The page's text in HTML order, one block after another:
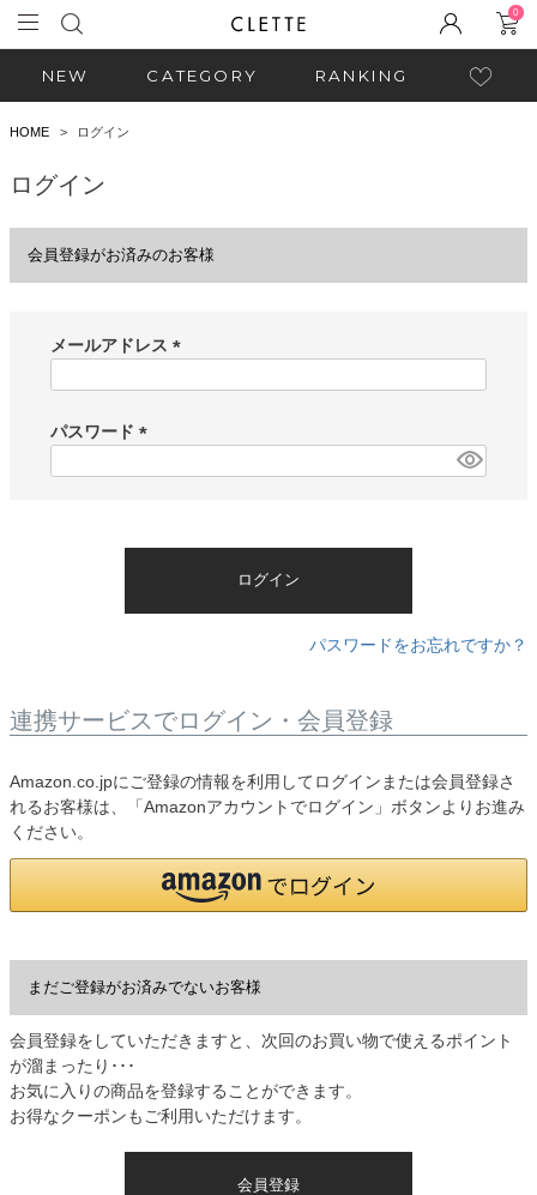
0
NEW CATEGORY RANKING
HOME ログイン
ログイン
会員登録がお済みのお客様
メールアドレス
)
パスワード
ログイン
パスワードをお忘れですか？
連携サービスでログイン・会員登録
Amazon.co.jpにご登録の情報を利用してログインまたは会員登録さ
れるお客様は、「Amazonアカウントでログイン」ボタンよりお進み
ください。
まだご登録がお済みでないお客様
会員登録をしていただきますと、次回のお買い物で使えるポイント
が溜まったり･･･
お気に入りの商品を登録することができます。
お得なクーポンもご利用いただけます。
会員登録